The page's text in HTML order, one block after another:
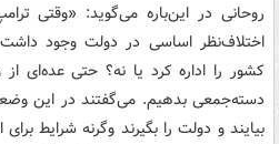
روحانی در این‌باره می‌گوید: «وقتی
اختلاف‌نظر اساسی در دولت وجود
کشور را اداره کرد یا نه؟ حتی عده‌ای
دسته‌جمعی بدهیم. می‌گفتند در این
بیایند و دولت را بگیرند وگرنه شرایط